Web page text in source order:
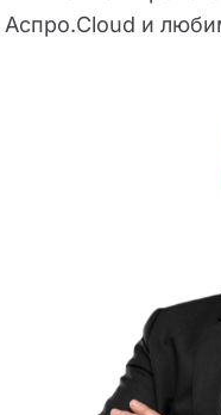
и